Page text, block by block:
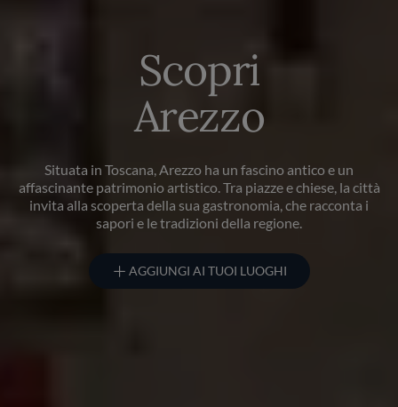
Scopri
Arezzo
Situata in Toscana, Arezzo ha un fascino antico e un
affascinante patrimonio artistico. Tra piazze e chiese, la città
invita alla scoperta della sua gastronomia, che racconta i
sapori e le tradizioni della regione.
AGGIUNGI AI TUOI LUOGHI